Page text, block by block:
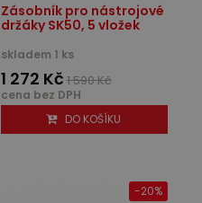
Zásobník pro nástrojové
držáky SK50, 5 vložek
skladem 1 ks
1 272 Kč 1 590 Kč
cena bez DPH
DO KOŠÍKU
-20%